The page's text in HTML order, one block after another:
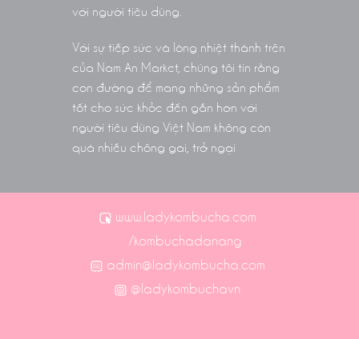
với người tiêu dùng.
Với sự tiếp sức và lòng nhiệt thành trên
của Nam An Market, chúng tôi tin rằng
con đường để mang những sản phẩm
tốt cho sức khỏe đến gần hơn với
người tiêu dùng Việt Nam không còn
quá nhiều chông gai, trở ngại
www.ladykombucha.com
/kombuchadanang
admin@ladykombucha.com
@ladykombuchavn